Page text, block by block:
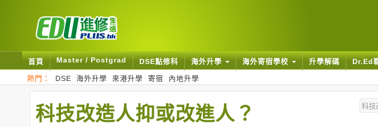
首頁 Master / Postgrad DSE點修科 海外升學 海外寄宿學校 升學解碼 Dr.Ed
熱門： DSE 海外升學 來港升學 寄宿 內地升學
科技改造人抑或改進人？